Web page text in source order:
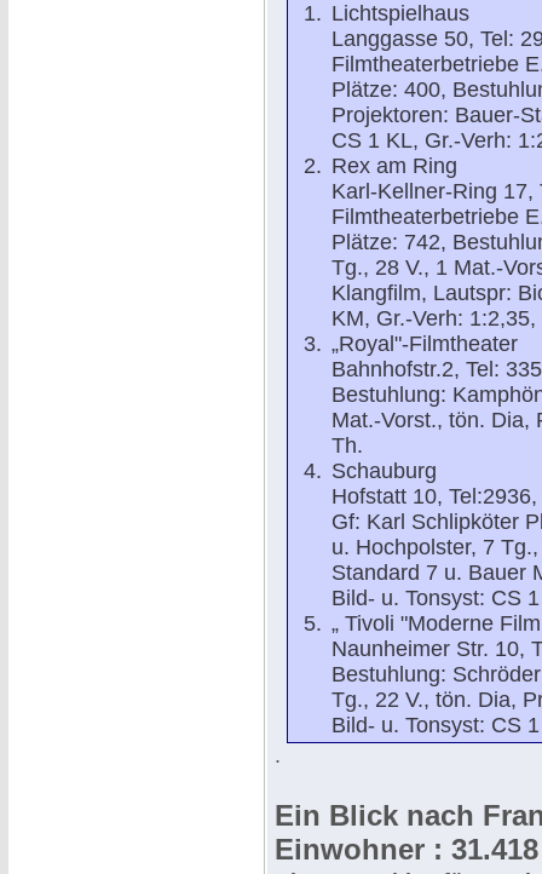
Lichtspielhaus
Langgasse 50, Tel:
Filmtheaterbetriebe
Plätze: 400,
Projektoren: Bauer-
CS 1 KL, Gr.-Verh:
Rex am Ring
Karl-Kellner-Ring
Filmtheaterbetriebe
Plätze: 742,
Tg., 28 V., 1 Mat.-
Klangfilm, Lautspr:
KM, Gr.-Verh:
„Royal"-Filmtheater
Bahnhofstr.2, Tel:
Bestuhlung:
Mat.-Vorst., tön. Dia,
Th.
Schauburg
Hofstatt 10,
Gf: Karl Schlipköter
u. Hochpolster, 7
Standard 7 u. Bauer
Bild- u. Tonsyst: CS
„ Tivoli "Moderne
Naunheimer Str. 10,
Bestuhlung:
Tg., 22 V., tön. Dia,
Bild- u. Tonsyst: CS
.
Ein Blick nach
Einwohner : 31.418